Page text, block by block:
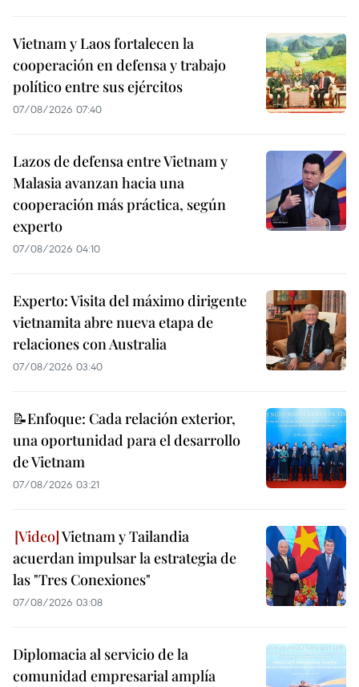
Vietnam y Laos fortalecen la
cooperación en defensa y trabajo
político entre sus ejércitos
07/08/2026 07:40
Lazos de defensa entre Vietnam y
Malasia avanzan hacia una
cooperación más práctica, según
experto
07/08/2026 04:10
Experto: Visita del máximo dirigente
vietnamita abre nueva etapa de
relaciones con Australia
07/08/2026 03:40
📝Enfoque: Cada relación exterior,
una oportunidad para el desarrollo
de Vietnam
07/08/2026 03:21
Vietnam y Tailandia
acuerdan impulsar la estrategia de
las "Tres Conexiones"
07/08/2026 03:08
Diplomacia al servicio de la
comunidad empresarial amplía